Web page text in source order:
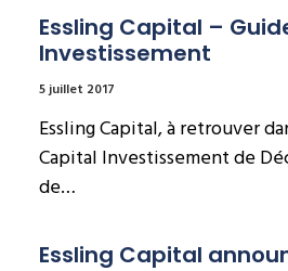
Essling Capital –
Investissement
5 juillet 2017
Essling Capital, à retrouver
Capital Investissement de
de…
Essling Capital